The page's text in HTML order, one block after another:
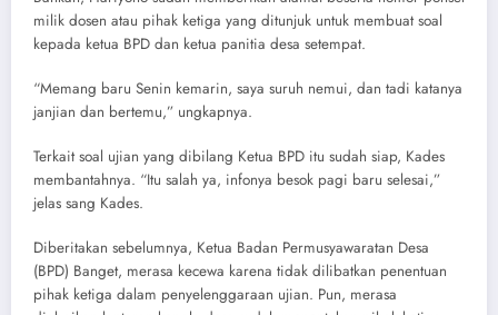
milik dosen atau pihak ketiga yang ditunjuk untuk membuat soal
kepada ketua BPD dan ketua panitia desa setempat.
“Memang baru Senin kemarin, saya suruh nemui, dan tadi katanya
janjian dan bertemu,” ungkapnya.
Terkait soal ujian yang dibilang Ketua BPD itu sudah siap, Kades
membantahnya. “Itu salah ya, infonya besok pagi baru selesai,”
jelas sang Kades.
Diberitakan sebelumnya, Ketua Badan Permusyawaratan Desa
(BPD) Banget, merasa kecewa karena tidak dilibatkan penentuan
pihak ketiga dalam penyelenggaraan ujian. Pun, merasa